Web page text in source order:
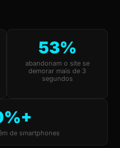
53%
abandonam o site se
demorar mais de 3
segundos
de smartphones